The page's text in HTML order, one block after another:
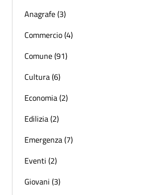
Anagrafe (3)
Commercio (4)
Comune (91)
Cultura (6)
Economia (2)
Edilizia (2)
Emergenza (7)
Eventi (2)
Giovani (3)